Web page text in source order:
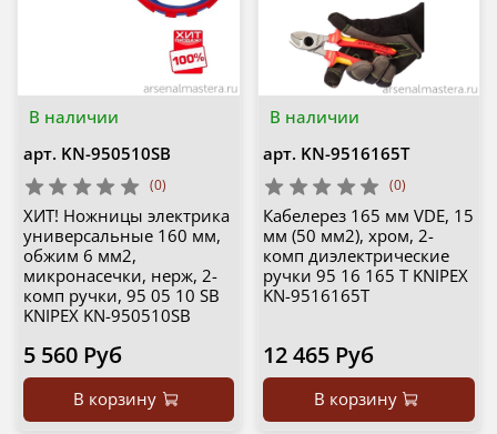
В наличии
арт. KN-950510SB
(0)
ХИТ! Ножницы электрика
универсальные 160 мм,
обжим 6 мм2,
микронасечки, нерж, 2-
комп ручки, 95 05 10 SB
KNIPEX KN-950510SB
5 560 Руб
В корзину
В наличии
арт. KN-9516165T
(0)
Кабелерез 165 мм VDE, 15
мм (50 мм2), хром, 2-
комп диэлектрические
ручки 95 16 165 T KNIPEX
KN-9516165T
12 465 Руб
В корзину